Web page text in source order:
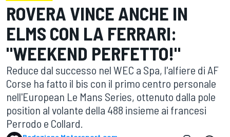
ROVERA VINCE ANCHE IN
ELMS CON LA FERRARI:
"WEEKEND PERFETTO!"
Reduce dal successo nel WEC a Spa, l'alfiere di AF
Corse ha fatto il bis con il primo centro personale
nell'European Le Mans Series, ottenuto dalla pole
position al volante della 488 insieme ai francesi
Perrodo e Collard.